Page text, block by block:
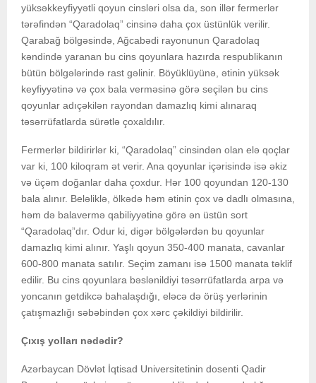
yüksəkkeyfiyyətli qoyun cinsləri olsa da, son illər fermerlər
tərəfindən “Qaradolaq” cinsinə daha çox üstünlük verilir.
Qarabağ bölgəsində, Ağcabədi rayonunun Qaradolaq
kəndində yaranan bu cins qoyunlara hazırda respublikanın
bütün bölgələrində rast gəlinir. Böyüklüyünə, ətinin yüksək
keyfiyyətinə və çox bala verməsinə görə seçilən bu cins
qoyunlar adıçəkilən rayondan damazlıq kimi alınaraq
təsərrüfatlarda sürətlə çoxaldılır.
Fermerlər bildirirlər ki, “Qaradolaq” cinsindən olan elə qoçlar
var ki, 100 kiloqram ət verir. Ana qoyunlar içərisində isə əkiz
və üçəm doğanlar daha çoxdur. Hər 100 qoyundan 120-130
bala alınır. Beləliklə, ölkədə həm ətinin çox və dadlı olmasına,
həm də balavermə qabiliyyətinə görə ən üstün sort
“Qaradolaq”dır. Odur ki, digər bölgələrdən bu qoyunlar
damazlıq kimi alınır. Yaşlı qoyun 350-400 manata, cavanlar
600-800 manata satılır. Seçim zamanı isə 1500 manata təklif
edilir. Bu cins qoyunlara bəslənildiyi təsərrüfatlarda arpa və
yoncanın getdikcə bahalaşdığı, eləcə də örüş yerlərinin
çatışmazlığı səbəbindən çox xərc çəkildiyi bildirilir.
Çıxış yolları nədədir?
Azərbaycan Dövlət İqtisad Universitetinin dosenti Qadir